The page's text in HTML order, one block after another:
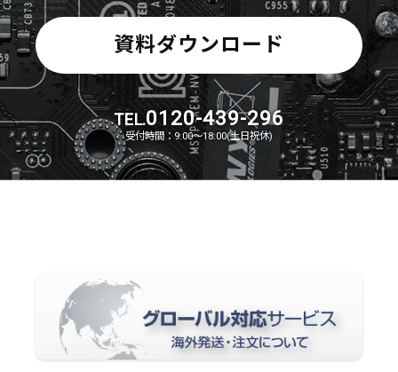
資料ダウンロード
TEL.0120-439-296
受付時間：9:00～18:00(土日祝休)